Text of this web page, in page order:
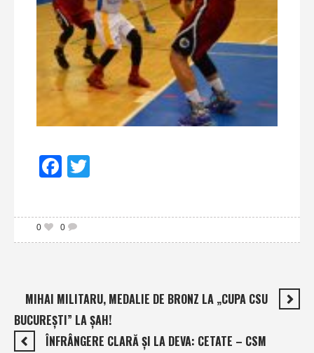
Facebook
0
0
MIHAI MILITARU, MEDALIE DE BRONZ LA „CUPA CSU
BUCUREŞTI” LA ŞAH!
ÎNFRÂNGERE CLARĂ ŞI LA DEVA: CETATE – CSM